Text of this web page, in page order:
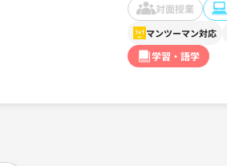
対面授業
マンツーマン対応
学習・語学